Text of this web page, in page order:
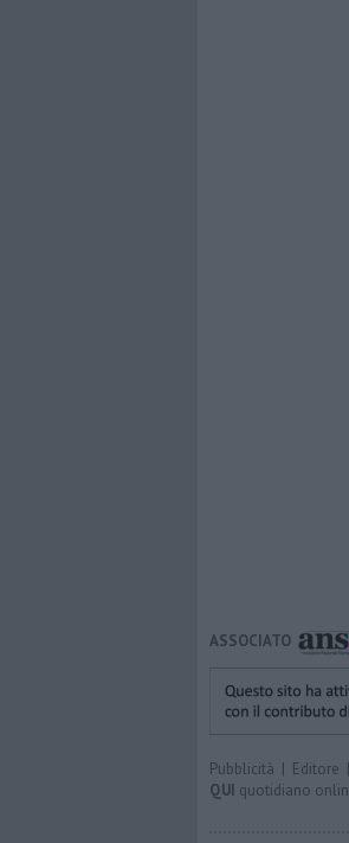
ASSOCIATO
Pubblicità | Editore |
QUI quotidiano